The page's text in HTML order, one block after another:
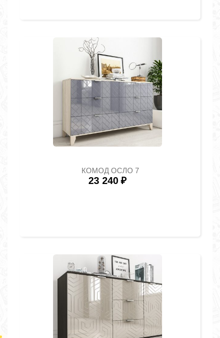
КОМОД ОСЛО 7
23 240 ₽